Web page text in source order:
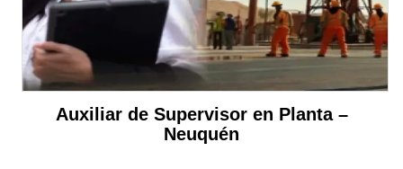
Auxiliar de Supervisor en Planta –
Neuquén